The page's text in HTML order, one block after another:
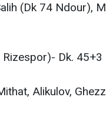
(Dk 74 Ndour),
Rizespor)- Dk.
Alikulov,